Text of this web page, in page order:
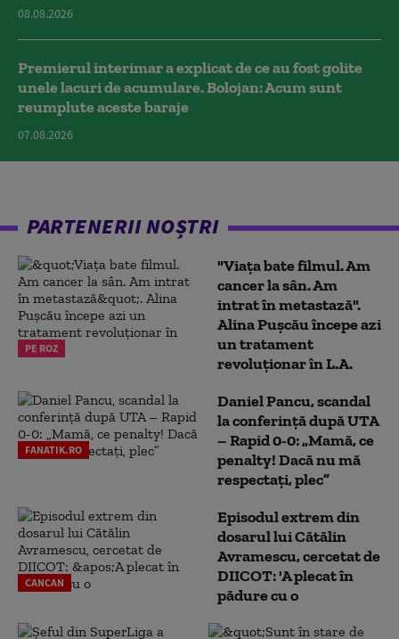
08.08.2026
Premierul interimar a explicat de ce au fost golite
unele lacuri de acumulare. Bolojan: Acum sunt
reumplute aceste baraje
07.08.2026
PARTENERII NOȘTRI
PE ROZ
"Viața bate filmul. Am
cancer la sân. Am
intrat în metastază".
Alina Pușcău începe azi
un tratament
revoluționar în L.A.
FANATIK.RO
Daniel Pancu, scandal
la conferință după UTA
– Rapid 0-0: „Mamă, ce
penalty! Dacă nu mă
respectați, plec”
CANCAN
Episodul extrem din
dosarul lui Cătălin
Avramescu, cercetat de
DIICOT: 'A plecat în
pădure cu o